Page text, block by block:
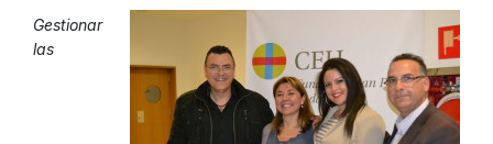
Gestionar
las